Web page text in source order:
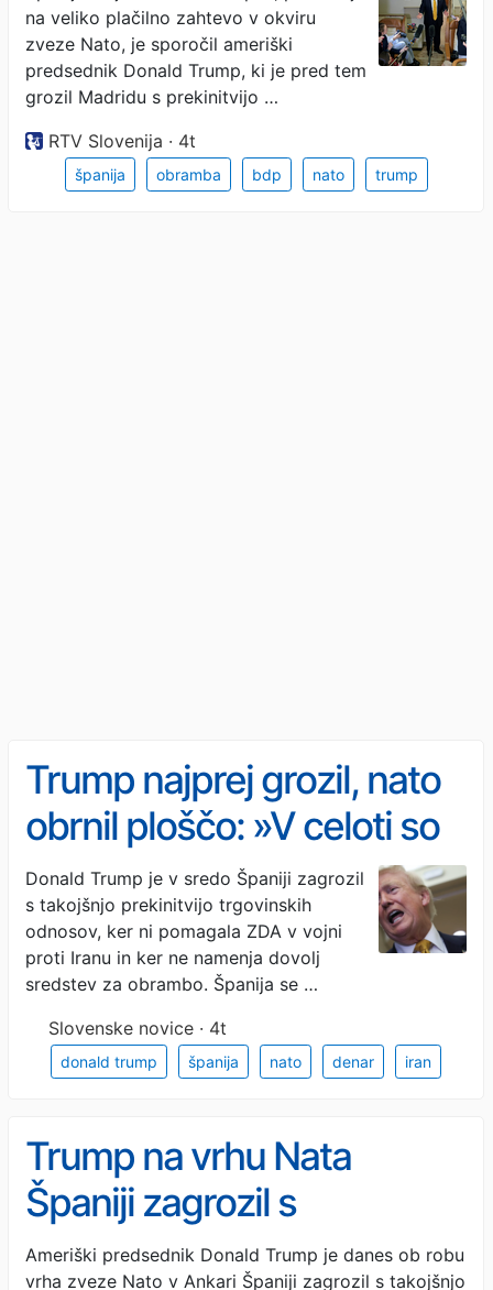
celoti odkupila"
na veliko plačilno zahtevo v okviru
zveze Nato, je sporočil ameriški
predsednik Donald Trump, ki je pred tem
grozil Madridu s prekinitvijo …
RTV Slovenija · 4t
španija obramba bdp nato trump
Trump najprej grozil, nato
obrnil ploščo: »V celoti so
se odkupili«
Donald Trump je v sredo Španiji zagrozil
s takojšnjo prekinitvijo trgovinskih
odnosov, ker ni pomagala ZDA v vojni
proti Iranu in ker ne namenja dovolj
sredstev za obrambo. Španija se …
Slovenske novice · 4t
donald trump španija nato denar iran
Trump na vrhu Nata
Španiji zagrozil s
prekinitvijo trgovinskih
Ameriški predsednik Donald Trump je danes ob robu
vrha zveze Nato v Ankari Španiji zagrozil s takojšnjo